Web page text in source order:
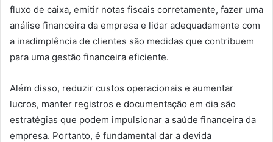
fluxo de caixa, emitir notas fiscais corretamente, fazer uma
análise financeira da empresa e lidar adequadamente com
a inadimplência de clientes são medidas que contribuem
para uma gestão financeira eficiente.
Além disso, reduzir custos operacionais e aumentar
lucros, manter registros e documentação em dia são
estratégias que podem impulsionar a saúde financeira da
empresa. Portanto, é fundamental dar a devida